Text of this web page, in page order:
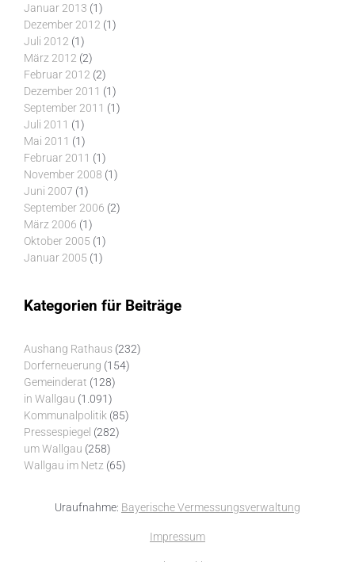
Januar 2013 (1)
Dezember 2012 (1)
Juli 2012 (1)
März 2012 (2)
Februar 2012 (2)
Dezember 2011 (1)
September 2011 (1)
Juli 2011 (1)
Mai 2011 (1)
Februar 2011 (1)
November 2008 (1)
Juni 2007 (1)
September 2006 (2)
März 2006 (1)
Oktober 2005 (1)
Januar 2005 (1)
Kategorien für Beiträge
Aushang Rathaus (232)
Dorferneuerung (154)
Gemeinderat (128)
in Wallgau (1.091)
Kommunalpolitik (85)
Pressespiegel (282)
um Wallgau (258)
Wallgau im Netz (65)
Uraufnahme: Bayerische Vermessungsverwaltung
Impressum